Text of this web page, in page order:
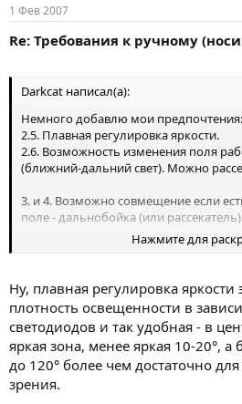
1 Фев 2007
Re: Требования к ручному
Darkcat написал(а):
Немного добавлю мои предпочтения:
2.5. Плавная регулировка яркости.
2.6. Возможность изменения поля
(ближний-дальний свет). Можно
3. и 4. Возможно совмещение если
поле - дальнобойка (или
В случае выносных блоков весьма
внутреннего резервного источника
Нажмите для
Ну, плавная регулировка
плотность освещенности в
светодиодов и так удобная - в
яркая зона, менее яркая 10-20°, а
до 120° более чем достаточно
зрения.